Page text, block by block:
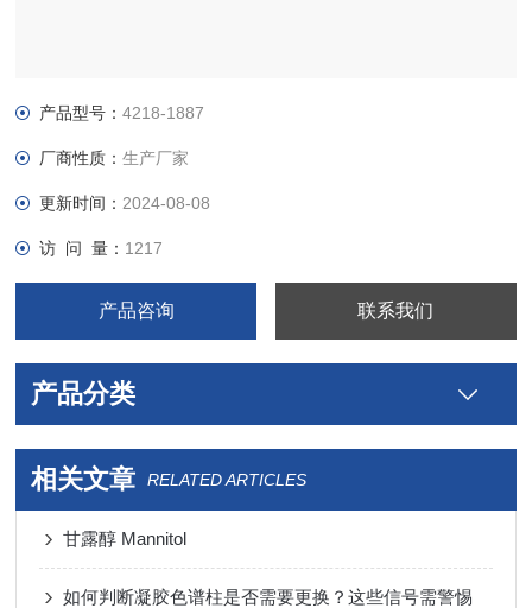
产品型号：4218-1887
厂商性质：生产厂家
更新时间： 2024-08-08
访 问 量： 1217
产品咨询 联系我们
产品分类
相关文章 RELATED ARTICLES
甘露醇 Mannitol
如何判断凝胶色谱柱是否需要更换？这些信号需警惕